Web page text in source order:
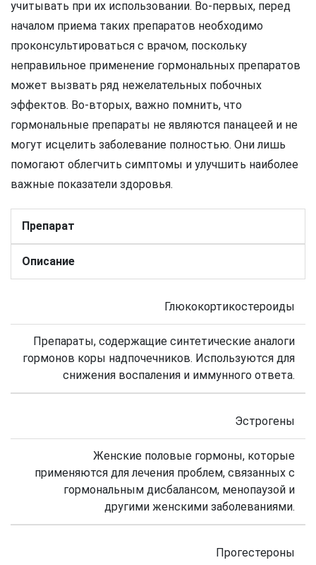
учитывать при их использовании. Во-первых, перед
началом приема таких препаратов необходимо
проконсультироваться с врачом, поскольку
неправильное применение гормональных препаратов
может вызвать ряд нежелательных побочных
эффектов. Во-вторых, важно помнить, что
гормональные препараты не являются панацеей и не
могут исцелить заболевание полностью. Они лишь
помогают облегчить симптомы и улучшить наиболее
важные показатели здоровья.
Препарат
Описание
Глюкокортикостероиды
Препараты, содержащие синтетические аналоги
гормонов коры надпочечников. Используются для
снижения воспаления и иммунного ответа.
Эстрогены
Женские половые гормоны, которые
применяются для лечения проблем, связанных с
гормональным дисбалансом, менопаузой и
другими женскими заболеваниями.
Прогестероны